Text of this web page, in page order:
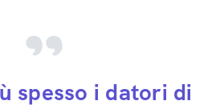
spesso i datori di